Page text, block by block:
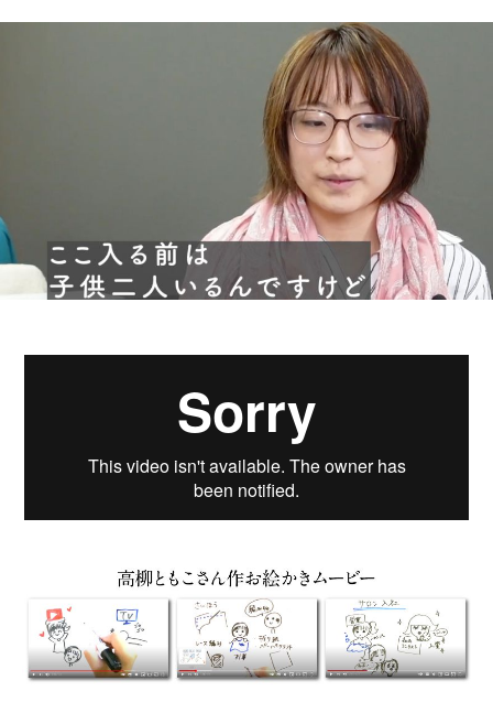
お問い合わせ